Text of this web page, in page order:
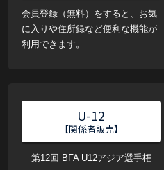
会員登録（無料）をすると、お気
に入りや住所録など便利な機能が
利用できます。
U-12
【関係者販売】
第12回 BFA U12アジア選手権